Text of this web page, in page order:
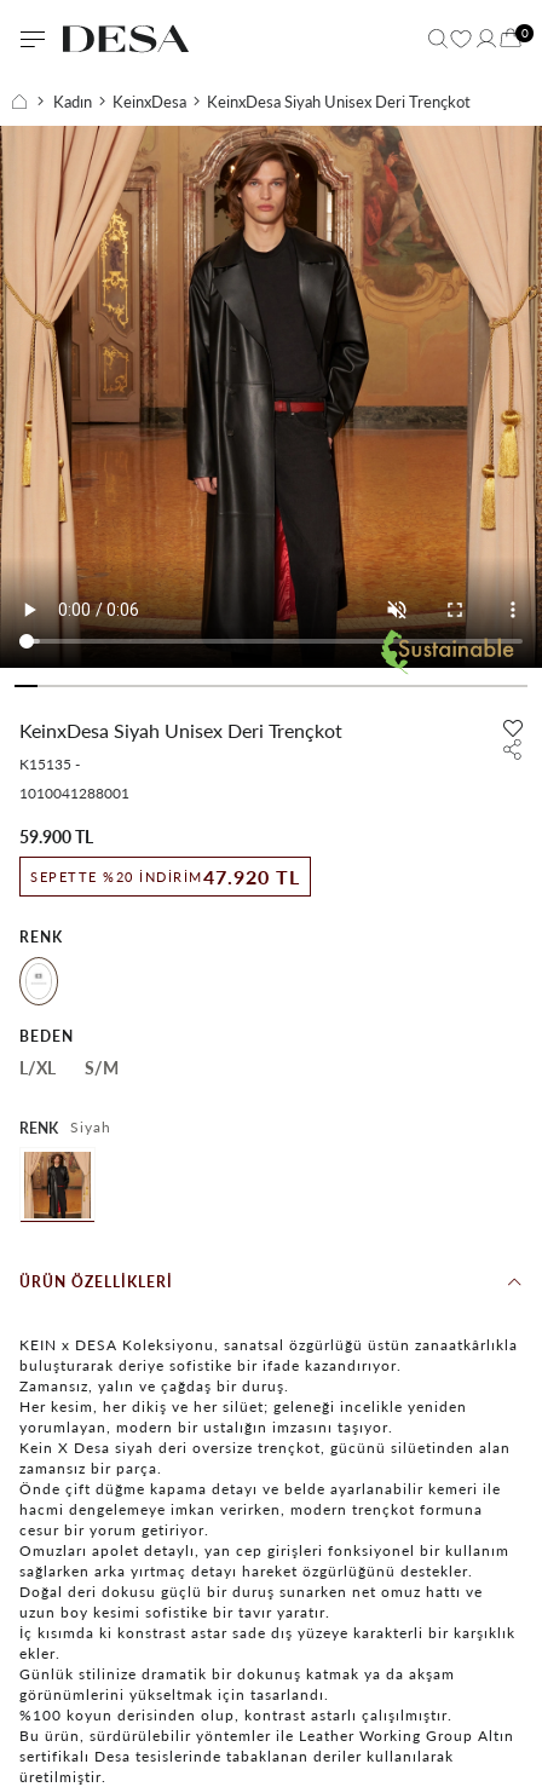
0
Kadın KeinxDesa KeinxDesa Siyah Unisex Deri Trençkot
KeinxDesa Siyah Unisex Deri Trençkot
K15135 -
1010041288001
59.900 TL
SEPETTE %20 İNDIRIM47.920 TL
RENK
BEDEN
L/XL S/M
RENK Siyah
ÜRÜN ÖZELLIKLERI
KEIN x DESA Koleksiyonu, sanatsal özgürlüğü üstün zanaatkârlıkla
buluşturarak deriye sofistike bir ifade kazandırıyor.
Zamansız, yalın ve çağdaş bir duruş.
Her kesim, her dikiş ve her silüet; geleneği incelikle yeniden
yorumlayan, modern bir ustalığın imzasını taşıyor.
Kein X Desa siyah deri oversize trençkot, gücünü silüetinden alan
zamansız bir parça.
Önde çift düğme kapama detayı ve belde ayarlanabilir kemeri ile
hacmi dengelemeye imkan verirken, modern trençkot formuna
cesur bir yorum getiriyor.
Omuzları apolet detaylı, yan cep girişleri fonksiyonel bir kullanım
sağlarken arka yırtmaç detayı hareket özgürlüğünü destekler.
Doğal deri dokusu güçlü bir duruş sunarken net omuz hattı ve
uzun boy kesimi sofistike bir tavır yaratır.
İç kısımda ki konstrast astar sade dış yüzeye karakterli bir karşıklık
ekler.
Günlük stilinize dramatik bir dokunuş katmak ya da akşam
görünümlerini yükseltmak için tasarlandı.
%100 koyun derisinden olup, kontrast astarlı çalışılmıştır.
Bu ürün, sürdürülebilir yöntemler ile Leather Working Group Altın
sertifikalı Desa tesislerinde tabaklanan deriler kullanılarak
üretilmiştir.